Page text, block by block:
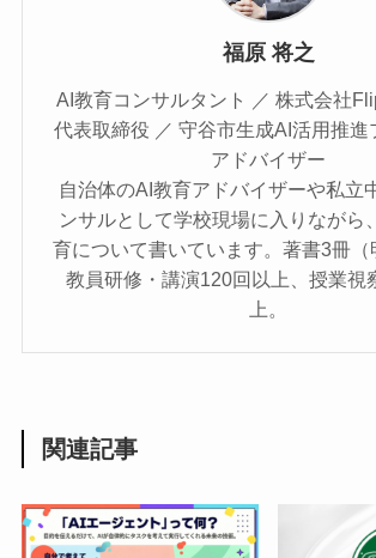
福原 将之
AI教育コンサルタント ／ 株式会社
代表取締役 ／ 守谷市生成AI活用推進
アドバイザー
自治体のAI教育アドバイザーや私立
ンサルとして学校現場に入りながら
育について書いています。著書3冊（
教員研修・講演120回以上、授業視
上。
関連記事